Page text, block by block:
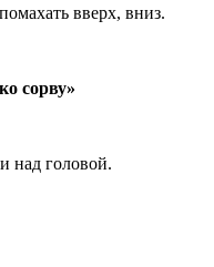
вверх, вниз.
сорву»
над головой.